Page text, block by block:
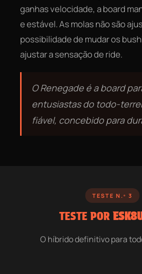
ganhas velocidade, a board
e estável. As molas não são
possibilidade de mudar os
ajustar a sensação de ride.
O Renegade é a board
entusiastas do todo-
fiável, concebido para
TESTE N.º 3
TESTE POR
O híbrido definitivo para